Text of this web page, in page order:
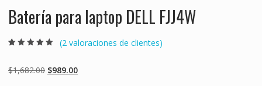
Batería para laptop DELL FJJ4W
basado en
puntuaciones
(2 valoraciones de clientes)
$1,682.00 Original
$989.00Current